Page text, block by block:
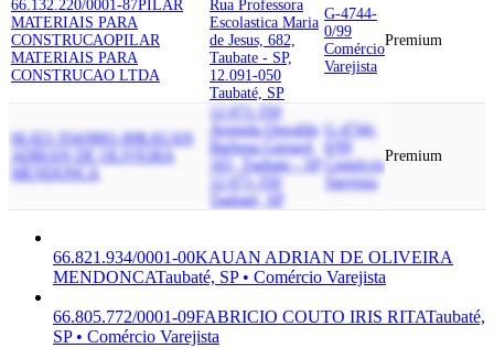
66.132.220/0001-87PILAR
MATERIAIS PARA
CONSTRUCAOPILAR
MATERIAIS PARA
CONSTRUCAO LTDA
Rua Professora
Escolastica Maria
de Jesus, 682,
Taubate - SP,
12.091-050
Taubaté, SP
G-4744-
0/99
Comércio
Varejista
Premium
66.821.934/0001-00KAUAN
ADRIAN DE OLIVEIRA
MENDONCA
12.071-350
Avenida Oswaldo
Barbosa Guisard,
165, Taubate - SP,
12.071-350
Taubaté, SP
G-4744-
Comércio
Varejista
Premium
66.821.934/0001-00KAUAN ADRIAN DE OLIVEIRA
MENDONCATaubaté, SP • Comércio Varejista
66.805.772/0001-09FABRICIO COUTO IRIS RITATaubaté,
SP • Comércio Varejista